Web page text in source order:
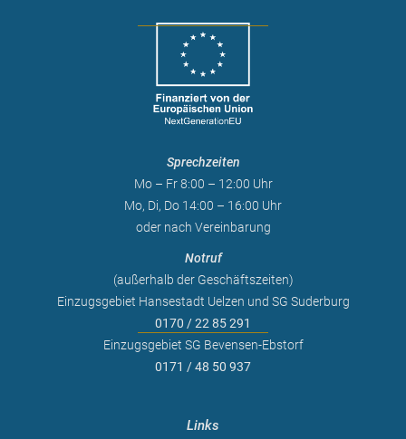
Sprechzeiten
Mo – Fr 8:00 – 12:00 Uhr
Mo, Di, Do 14:00 – 16:00 Uhr
oder nach Vereinbarung
Notruf
(außerhalb der Geschäftszeiten)
Einzugsgebiet Hansestadt Uelzen und SG Suderburg
0170 / 22 85 291
Einzugsgebiet SG Bevensen-Ebstorf
0171 / 48 50 937
Links